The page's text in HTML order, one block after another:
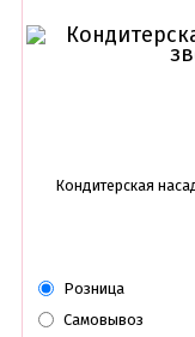
Кондитерская
Розница
Самовывоз